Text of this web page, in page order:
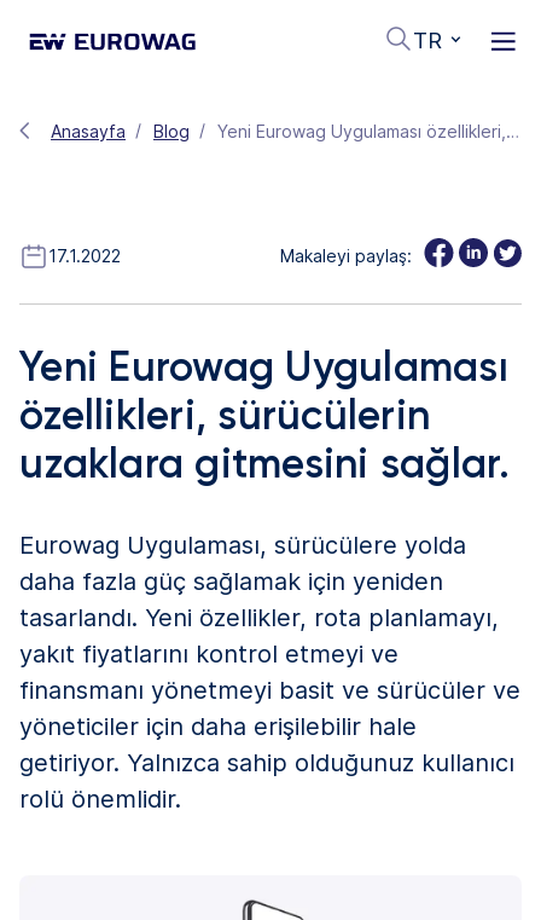
TR
Anasayfa Blog Yeni Eurowag Uygulaması özellikleri, sürücülerin uzaklara gitmesini sağlar.
17.1.2022 Makaleyi paylaş:
Yeni Eurowag Uygulaması
özellikleri, sürücülerin
uzaklara gitmesini sağlar.
Eurowag Uygulaması, sürücülere yolda
daha fazla güç sağlamak için yeniden
tasarlandı. Yeni özellikler, rota planlamayı,
yakıt fiyatlarını kontrol etmeyi ve
finansmanı yönetmeyi basit ve sürücüler ve
yöneticiler için daha erişilebilir hale
getiriyor. Yalnızca sahip olduğunuz kullanıcı
rolü önemlidir.